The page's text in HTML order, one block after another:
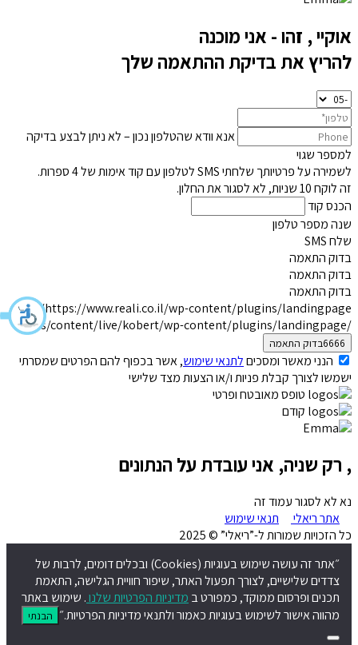
אוקיי, זהו - אני מוכנה
להריץ את בדיקת ההתאמה שלך
אנא וודא שהטלפון נכון – לא ניתן לבצע בדיקה
למספר שגוי
לשמירה על פרטיותך שלחתי SMS לטלפון
עם קוד אימות של 4 ספרות.
זה לוקח 10 שניות, לא לסגור את החלון.
הכנס קוד
שנה מספר טלפון
שלח SMS
בדוק התאמה
בדוק התאמה
בדוק התאמה
https://www.reali.co.il/wp-content/plugins/landingpage/
/nas/content/live/kobert/wp-content/plugins/landingpage
הנני מאשר ומסכיםלתנאי שימוש, אשר בכפוף להם הפרטים שמסרתי
ישמשו לצורך קבלת פניות ו/או הצעות מצד שלישי
טופס מאובטח ופרטי
קודם
, רק שניה, אני עובדת על הנתונים
נא לא לסגור עמוד זה
אתר ריאלי
תנאי שימוש
כל הזכויות שמורות ל-”ריאלי” © 2025
״אתר זה עושה שימוש בעוגיות (Cookies) ובכלים דומים, לרבות של
צדדים שלישיים, לצורך תפעול האתר, שיפור חוויית הגלישה, התאמת
תכנים ופרסום ממוקד, כמפורט ב מדיניות הפרטיות שלנו. שימוש באתר
מהווה אישור לשימוש בעוגיות כאמור ולתנאי מדיניות הפרטיות.״ הבנתי